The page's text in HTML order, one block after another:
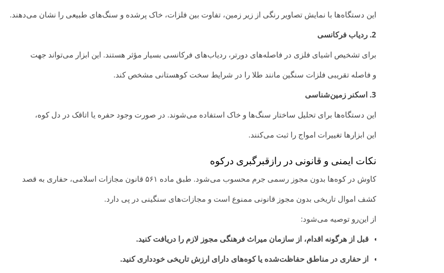
این دستگاه‌ها با نمایش تصاویر رنگی از زیر زمین، تفاوت بین فلزات، خاک پرشده و سنگ‌های طبیعی را نشان می‌دهند.
2. ردیاب فرکانسی
برای تشخیص اشیای فلزی در فاصله‌های دورتر، ردیاب‌های فرکانسی بسیار مؤثر هستند. این ابزار می‌تواند جهت
و فاصله تقریبی فلزات سنگین مانند طلا را در شرایط سخت کوهستانی مشخص کند.
3. اسکنر زمین‌شناسی
این دستگاه‌ها برای تحلیل ساختار سنگ‌ها و خاک استفاده می‌شوند. در صورت وجود حفره یا اتاقک در دل کوه،
این ابزارها تغییرات امواج را ثبت می‌کنند.
نکات ایمنی و قانونی در رازقبرگبری درکوه
کاوش در کوه‌ها بدون مجوز رسمی جرم محسوب می‌شود. طبق ماده ۵۶۱ قانون مجازات اسلامی، حفاری به قصد
کشف اموال تاریخی بدون مجوز قانونی ممنوع است و مجازات‌های سنگینی در پی دارد.
از این‌رو توصیه می‌شود:
قبل از هرگونه اقدام، از سازمان میراث فرهنگی مجوز لازم را دریافت کنید.
از حفاری در مناطق حفاظت‌شده یا کوه‌های دارای ارزش تاریخی خودداری کنید.